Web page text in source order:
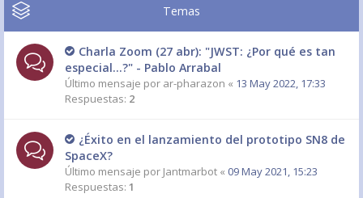
Temas
Charla Zoom (27 abr): "JWST: ¿Por qué es tan
especial...?" - Pablo Arrabal
Último mensaje por ar-pharazon « 13 May 2022, 17:33
Respuestas: 2
¿Éxito en el lanzamiento del prototipo SN8 de
SpaceX?
Último mensaje por Jantmarbot « 09 May 2021, 15:23
Respuestas: 1